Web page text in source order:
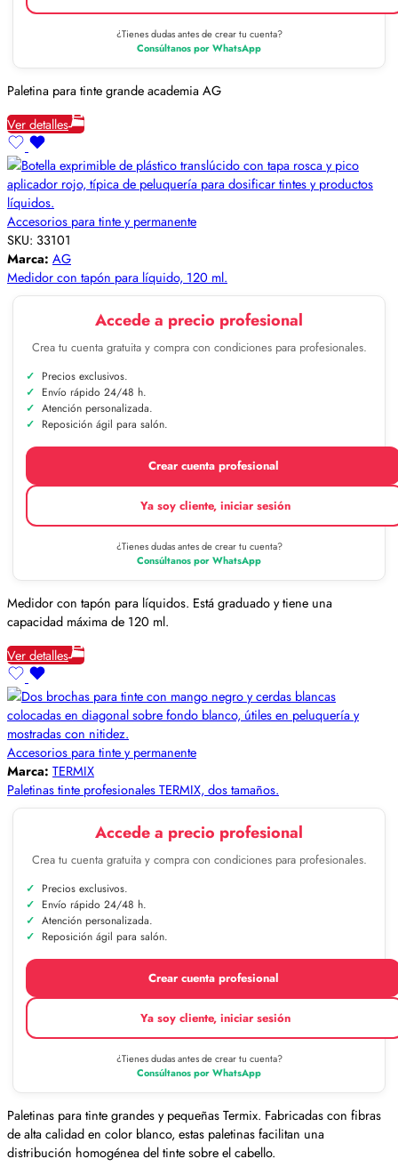
¿Tienes dudas antes de crear tu cuenta?
Consúltanos por WhatsApp
Paletina para tinte grande academia AG
Ver detalles
Accesorios para tinte y permanente
SKU: 33101
Marca: AG
Medidor con tapón para líquido, 120 ml.
Accede a precio profesional
Crea tu cuenta gratuita y compra con condiciones para profesionales.
Precios exclusivos.
Envío rápido 24/48 h.
Atención personalizada.
Reposición ágil para salón.
Crear cuenta profesional
Ya soy cliente, iniciar sesión
¿Tienes dudas antes de crear tu cuenta?
Consúltanos por WhatsApp
Medidor con tapón para líquidos. Está graduado y tiene una
capacidad máxima de 120 ml.
Ver detalles
Accesorios para tinte y permanente
Marca: TERMIX
Paletinas tinte profesionales TERMIX, dos tamaños.
Accede a precio profesional
Crea tu cuenta gratuita y compra con condiciones para profesionales.
Precios exclusivos.
Envío rápido 24/48 h.
Atención personalizada.
Reposición ágil para salón.
Crear cuenta profesional
Ya soy cliente, iniciar sesión
¿Tienes dudas antes de crear tu cuenta?
Consúltanos por WhatsApp
Paletinas para tinte grandes y pequeñas Termix. Fabricadas con fibras
de alta calidad en color blanco, estas paletinas facilitan una
distribución homogénea del tinte sobre el cabello.